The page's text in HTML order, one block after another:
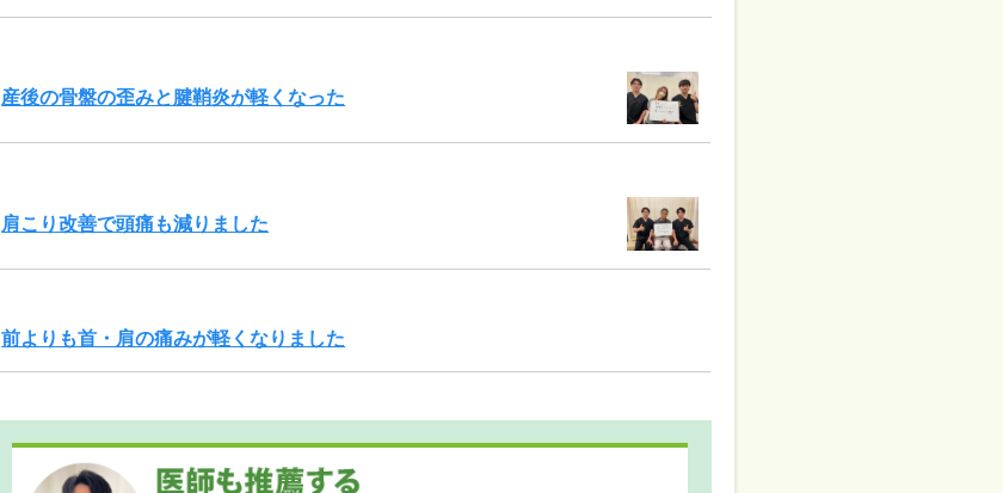
産後の骨盤の歪みと腱鞘炎が軽くなった
肩こり改善で頭痛も減りました
前よりも首・肩の痛みが軽くなりました